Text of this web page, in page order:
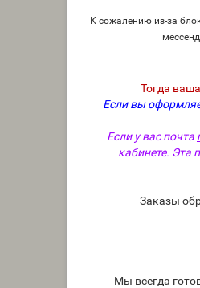
К сожалению из-за
Тогда
Если вы
Если у вас почта
кабинете. Эта
Заказы
Мы всегда